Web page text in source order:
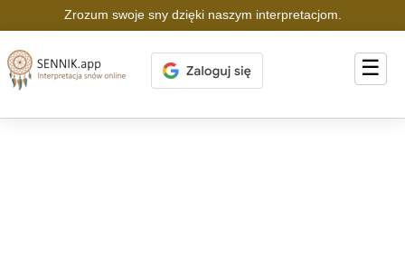
Zrozum swoje sny dzięki naszym interpretacjom.
☰